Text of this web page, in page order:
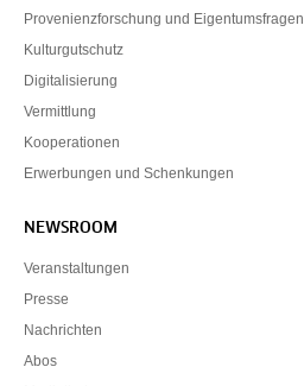
Provenienzforschung und Eigentumsfragen
Kulturgutschutz
Digitalisierung
Vermittlung
Kooperationen
Erwerbungen und Schenkungen
NEWSROOM
Veranstaltungen
Presse
Nachrichten
Abos